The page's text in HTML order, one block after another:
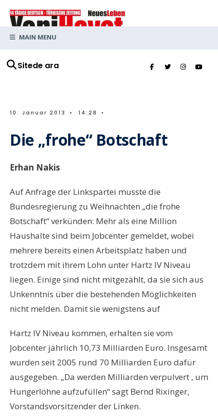
Sitede ara
MAIN MENU
10. Januar 2013 • 14:28 •
Die „frohe“ Botschaft
Erhan Nakis
Auf Anfrage der Linkspartei musste die
Bundesregierung zu Weihnachten „die frohe
Botschaft“ verkünden: Mehr als eine Million
Haushalte sind beim Jobcenter gemeldet, wobei
mehrere bereits einen Arbeitsplatz haben und
trotzdem mit ihrem Lohn unter Hartz IV Niveau
liegen. Einige sind nicht mitgezählt, da sie sich aus
Unkenntnis über die bestehenden Möglichkeiten
nicht melden. Damit sie wenigstens auf
Hartz IV Niveau kommen, erhalten sie vom
Jobcenter jährlich 10,73 Milliarden Euro. Insgesamt
wurden seit 2005 rund 70 Milliarden Euro dafür
ausgegeben. „Da werden Milliarden verpulvert , um
Hungerlöhne aufzufüllen“ sagt Bernd Rixinger,
Vorstandsvorsitzender der Linken.